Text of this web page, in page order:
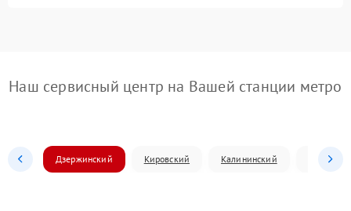
Наш сервисный центр на Вашей станции метро
Дзержинский Кировский Калининский